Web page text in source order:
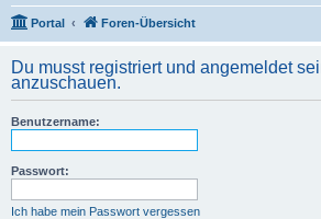
Portal Foren-Übersicht
Du musst registriert und angemeldet
anzuschauen.
Benutzername:
Passwort:
Ich habe mein Passwort vergessen